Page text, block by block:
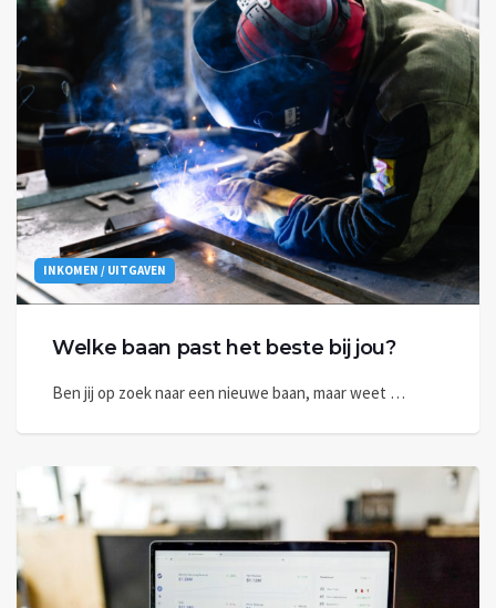
INKOMEN / UITGAVEN
Welke baan past het beste bij jou?
Ben jij op zoek naar een nieuwe baan, maar weet …